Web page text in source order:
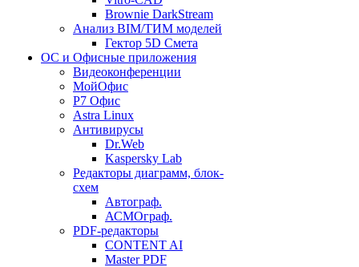
Brownie DarkStream
Анализ BIM/ТИМ моделей
Гектор 5D Смета
ОС и Офисные приложения
Видеоконференции
МойОфис
P7 Офис
Astra Linux
Антивирусы
Dr.Web
Kaspersky Lab
Редакторы диаграмм, блок-
схем
Автограф.
АСМОграф.
PDF-редакторы
CONTENT AI
Master PDF